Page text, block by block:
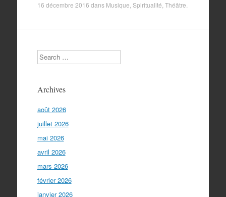
16 décembre 2016 dans Musique Spiritualité Théâtre
Search
Archives
août 2026
juillet 2026
mai 2026
avril 2026
mars 2026
février 2026
janvier 2026